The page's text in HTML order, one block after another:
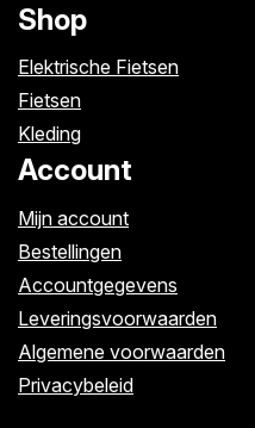
Shop
Elektrische Fietsen
Fietsen
Kleding
Account
Mijn account
Bestellingen
Accountgegevens
Leveringsvoorwaarden
Algemene voorwaarden
Privacybeleid